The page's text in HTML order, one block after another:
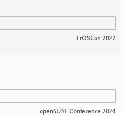
FrOSCon 2022
openSUSE Conference 2024